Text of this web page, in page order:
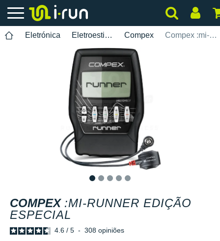
Eletrónica Eletroestimuladores Compex Compex :mi-Runner Edição Especial
COMPEX :MI-RUNNER EDIÇÃO
ESPECIAL
4.6 / 5 - 308 opiniões